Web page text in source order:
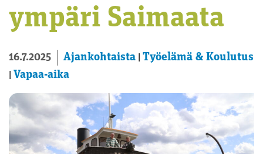
ympäri Saimaata
16.7.2025 Ajankohtaista Työelämä & Koulutus
Vapaa-aika